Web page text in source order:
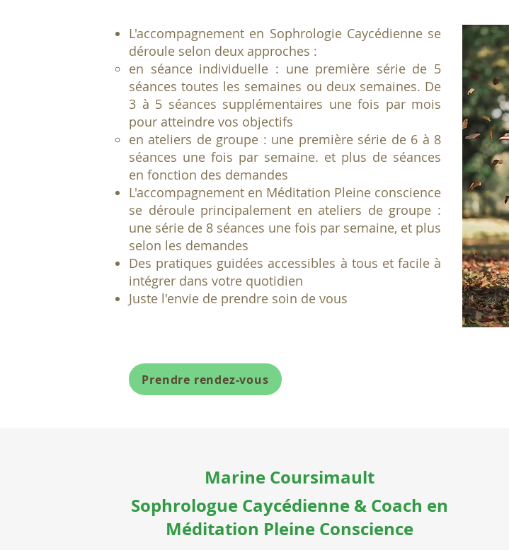
L'accompagnement en Sophrologie Caycédienne se
déroule selon deux approches :
en séance individuelle : une première série de 5
séances toutes les semaines ou deux semaines. De
3 à 5 séances supplémentaires une fois par mois
pour atteindre vos objectifs
en ateliers de groupe : une première série de 6 à 8
séances une fois par semaine. et plus de séances
en fonction des demandes
L'accompagnement en Méditation Pleine conscience
se déroule principalement en ateliers de groupe :
une série de 8 séances une fois par semaine, et plus
selon les demandes
Des pratiques guidées accessibles à tous et facile à
intégrer dans votre quotidien
Juste l'envie de prendre soin de vous
Prendre rendez-vous
Marine Coursimault
Sophrologue Caycédienne & Coach en
Méditation Pleine Conscience